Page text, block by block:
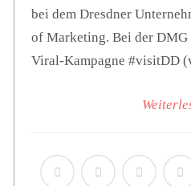
bei dem Dresdner
of Marketing. Bei der DMG
Viral-Kampagne #visitDD